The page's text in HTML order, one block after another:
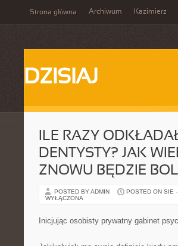
Strona główna Archiwum Kazimierz
DZISIAJ
ILE RAZY
DENTYSTY? JAK
ZNOWU BĘDZIE
POSTED BY ADMIN POSTED ON SIE
WYŁĄCZONA
Inicjując osobisty prywatny gabinet